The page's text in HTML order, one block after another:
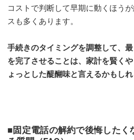
コストで判断して早期に動くほう
スも多くあります。
手続きのタイミングを調整して、
を完了させることは、家計を賢く
ょっとした醍醐味と言えるかもしれ
■固定電話の解約で後悔したく